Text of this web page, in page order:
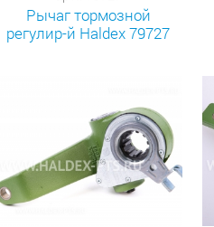
Рычаг тормозной
регулир-й Haldex 79727